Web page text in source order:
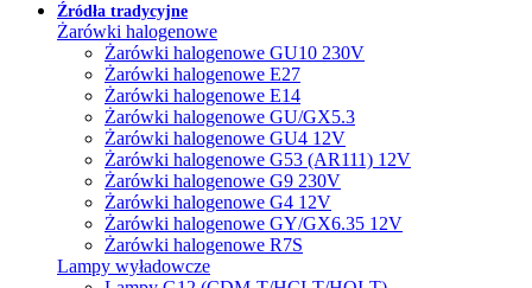
Źródła tradycyjne
Żarówki halogenowe
Żarówki halogenowe GU10 230V
Żarówki halogenowe E27
Żarówki halogenowe E14
Żarówki halogenowe GU/GX5.3
Żarówki halogenowe GU4 12V
Żarówki halogenowe G53 (AR111) 12V
Żarówki halogenowe G9 230V
Żarówki halogenowe G4 12V
Żarówki halogenowe GY/GX6.35 12V
Żarówki halogenowe R7S
Lampy wyładowcze